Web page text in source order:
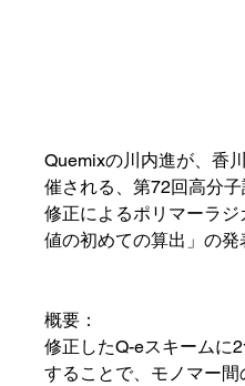
Quemixの川内進が、香
催される、第72回高分
修正によるポリマーラ
値の初めての算出」の発
概要：
修正したQ-eスキームに
することで、モノマー